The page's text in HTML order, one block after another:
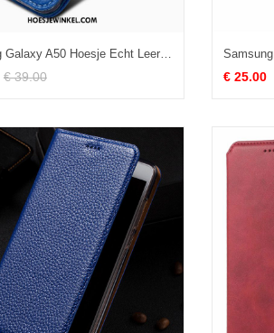
Samsung Galaxy A50 Hoesje Echt Leer Nieuw Trend, Samsung Galaxy A50 Hoesje Hoes Bescherming
€ 39.00 € 25.00